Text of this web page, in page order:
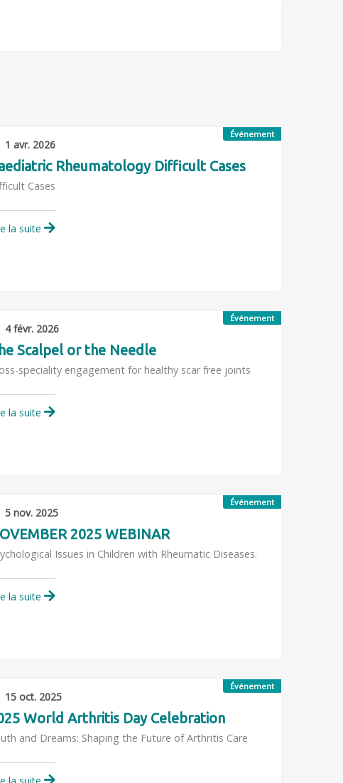
Événement
1 avr. 2026
Rheumatology Difficult Cases
Cases
la suite
Événement
4 févr. 2026
Scalpel or the Needle
speciality engagement for healthy scar free joints
la suite
Événement
5 nov. 2025
2025 WEBINAR
Issues in Children with Rheumatic Diseases.
la suite
Événement
15 oct. 2025
World Arthritis Day Celebration
and Dreams: Shaping the Future of Arthritis Care